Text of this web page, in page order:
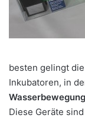
besten gelingt
Inkubatoren, in
Diese Geräte